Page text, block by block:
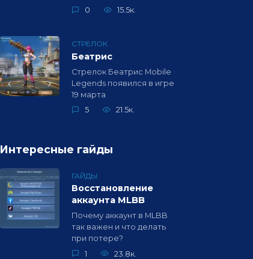
0
15.5к.
СТРЕЛОК
Беатрис
Стрелок Беатрис Mobile
Legends появился в игре
19 марта
5
21.5к.
Интересные гайды
ГАЙДЫ
Восстановление
аккаунта MLBB
Почему аккаунт в MLBB
так важен и что делать
при потере?
1
23.8к.